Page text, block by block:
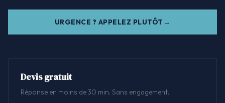
URGENCE ? APPELEZ PLUTÔT
Devis gratuit
Réponse en moins de 30 min. Sans engagement.